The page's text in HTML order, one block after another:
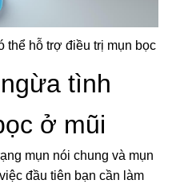
thể hỗ trợ điều trị mụn bọc
tình
ở mũi
mụn nói chung và mụn
đầu tiên bạn cần làm